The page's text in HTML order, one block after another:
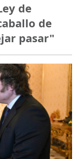
de
de
pasar"